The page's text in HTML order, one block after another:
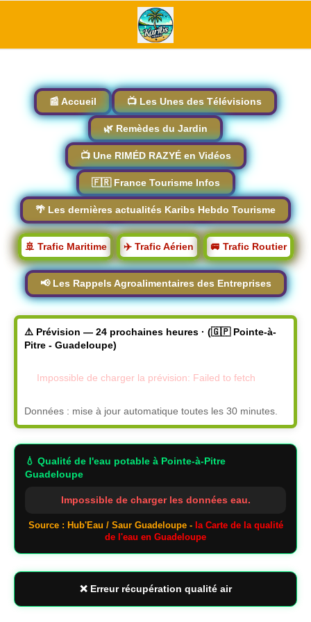
📰 Accueil 📺 Les Unes des Télévisions
🌿 Remèdes du Jardin
📺 Une RIMÉD RAZYÉ en Vidéos
🇫🇷 France Tourisme Infos
🌴 Les dernières actualités Karibs Hebdo Tourisme
🚢 Trafic Maritime ✈️ Trafic Aérien 🚐 Trafic Routier
📢 Les Rappels Agroalimentaires des Entreprises
⚠️ Prévision — 24 prochaines heures · (🇬🇵 Pointe-à-
Pitre - Guadeloupe)
Impossible de charger la prévision: Failed to fetch
Données : mise à jour automatique toutes les 30 minutes.
💧 Qualité de l'eau potable à Pointe-à-Pitre
Guadeloupe
Impossible de charger les données eau.
Source : Hub'Eau / Saur Guadeloupe - la Carte de la qualité
de l'eau en Guadeloupe
❌ Erreur récupération qualité air